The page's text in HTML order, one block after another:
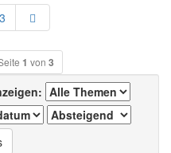
3 Nächste
1 von 3